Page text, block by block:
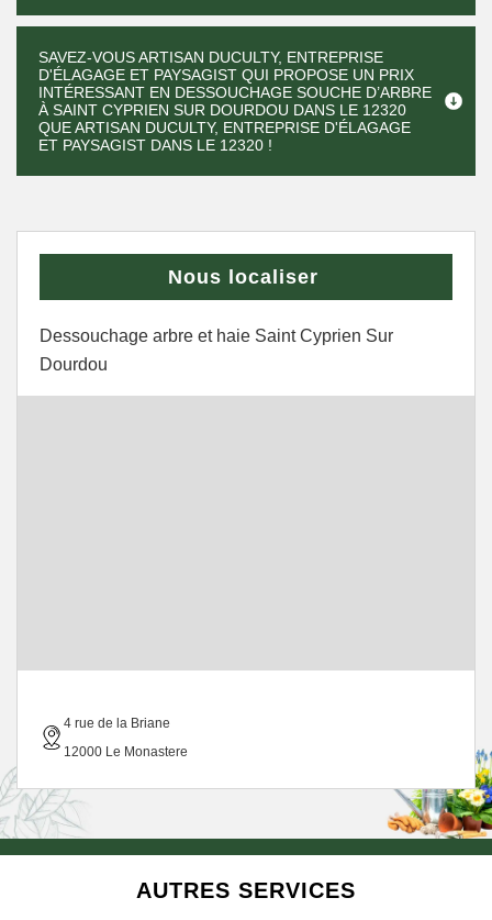
SAVEZ-VOUS ARTISAN DUCULTY, ENTREPRISE
D'ÉLAGAGE ET PAYSAGIST QUI PROPOSE UN PRIX
INTÉRESSANT EN DESSOUCHAGE SOUCHE D’ARBRE
À SAINT CYPRIEN SUR DOURDOU DANS LE 12320
QUE ARTISAN DUCULTY, ENTREPRISE D'ÉLAGAGE
ET PAYSAGIST DANS LE 12320 !
Nous localiser
Dessouchage arbre et haie Saint Cyprien Sur
Dourdou
4 rue de la Briane
12000 Le Monastere
AUTRES SERVICES